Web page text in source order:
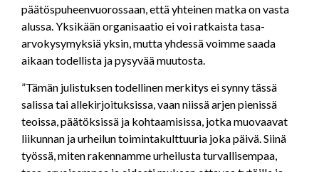
päätöspuheenvuorossaan, että yhteinen matka on vasta
alussa. Yksikään organisaatio ei voi ratkaista tasa-
arvokysymyksiä yksin, mutta yhdessä voimme saada
aikaan todellista ja pysyvää muutosta.
”Tämän julistuksen todellinen merkitys ei synny tässä
salissa tai allekirjoituksissa, vaan niissä arjen pienissä
teoissa, päätöksissä ja kohtaamisissa, jotka muovaavat
liikunnan ja urheilun toimintakulttuuria joka päivä. Siinä
työssä, miten rakennamme urheilusta turvallisempaa,